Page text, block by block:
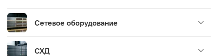
Сетевое оборудование
СХД